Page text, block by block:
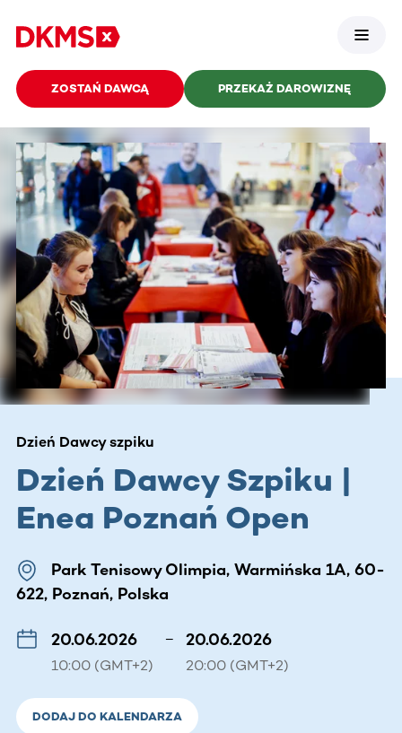
ZOSTAŃ DAWCĄ PRZEKAŻ DAROWIZNĘ
Dzień Dawcy szpiku
Dzień Dawcy Szpiku |
Enea Poznań Open
Park Tenisowy Olimpia, Warmińska 1A, 60-
622, Poznań, Polska
20.06.2026
10:00 (GMT+2)
– 20.06.2026
20:00 (GMT+2)
DODAJ DO KALENDARZA